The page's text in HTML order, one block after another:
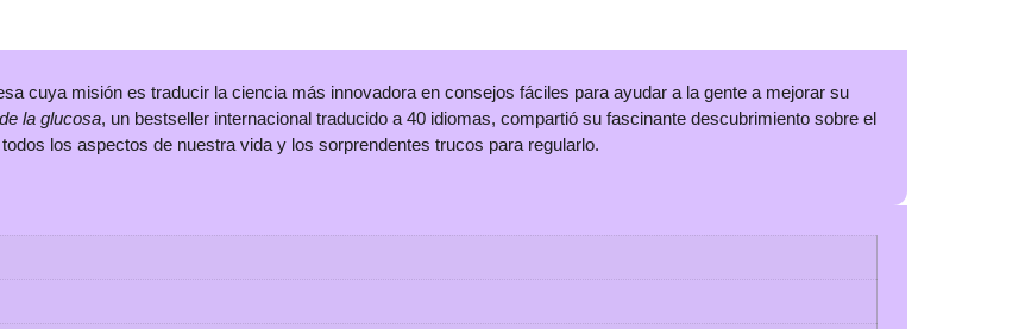
cuya misión es traducir la ciencia más innovadora en consejos fáciles para ayudar a la gente a mejorar su
la glucosa, un bestseller internacional traducido a 40 idiomas, compartió su fascinante descubrimiento sobre el
los aspectos de nuestra vida y los sorprendentes trucos para regularlo.